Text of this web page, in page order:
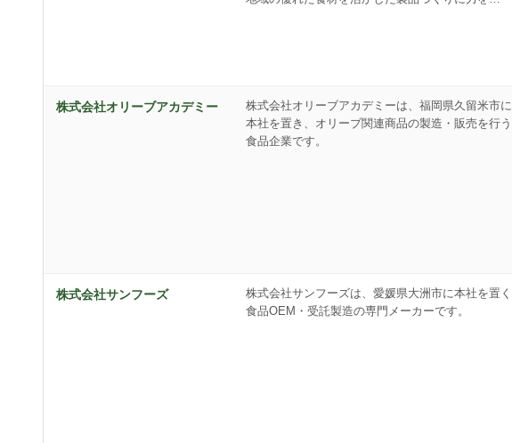
株式会社オリーブアカデミー
株式会社オリーブアカデミーは、福岡県久留米市に
本社を置き、オリーブ関連商品の製造・販売を行う
食品企業です。
株式会社サンフーズ
株式会社サンフーズは、愛媛県大洲市に本社を置く
食品OEM・受託製造の専門メーカーです。